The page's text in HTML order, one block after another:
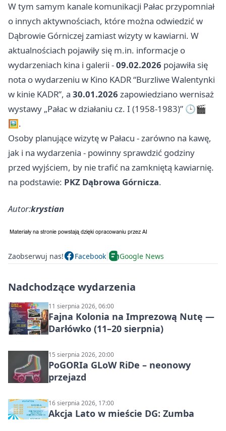
W tym samym kanale komunikacji Pałac przypomniał
o innych aktywnościach, które można odwiedzić w
Dąbrowie Górniczej zamiast wizyty w kawiarni. W
aktualnościach pojawiły się m.in. informacje o
wydarzeniach kina i galerii -09.02.2026 pojawiła się
nota o wydarzeniu w Kino KADR “Burzliwe Walentynki
w kinie KADR”, a 30.01.2026 zapowiedziano wernisaż
wystawy „Pałac w działaniu cz. I (1958-1983)” 🕒🎬
🖼️.
Osoby planujące wizytę w Pałacu - zarówno na kawę,
jak i na wydarzenia - powinny sprawdzić godziny
przed wyjściem, by nie trafić na zamkniętą kawiarnię.
na podstawie: PKZ Dąbrowa Górnicza.
Autor:krystian
Zaobserwuj nas! Facebook Google News
Nadchodzące wydarzenia
11 sierpnia 2026, 06:00
Fajna Kolonia na Imprezową Nutę —
Darłówko (11–20 sierpnia)
15 sierpnia 2026, 20:00
PoGORIa GLoW RiDe – neonowy
przejazd
16 sierpnia 2026, 17:00
Akcja Lato w mieście DG: Zumba